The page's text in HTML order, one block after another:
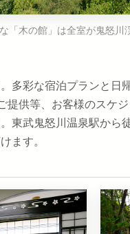
「木の館」は全室が鬼怒
多彩な宿泊プランと日
提供等、お客様のスケ
東武鬼怒川温泉駅か
ます。